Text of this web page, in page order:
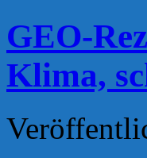
GEO-
Klima,